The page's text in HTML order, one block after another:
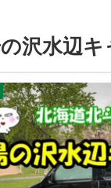
沢水辺キ